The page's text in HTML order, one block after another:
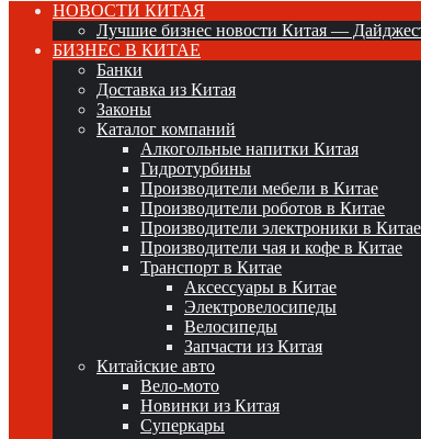
НОВОСТИ КИТАЯ
Лучшие бизнес новости Китая —
БИЗНЕС В КИТАЕ
Банки
Доставка из Китая
Законы
Каталог компаний
Алкогольные напитки Китая
Гидротурбины
Производители мебели в Китае
Производители роботов в Китае
Производители электроники в Китае
Производители чая и кофе в Китае
Транспорт в Китае
Аксессуары в Китае
Электровелосипеды
Велосипеды
Запчасти из Китая
Китайские авто
Вело-мото
Новинки из Китая
Суперкары